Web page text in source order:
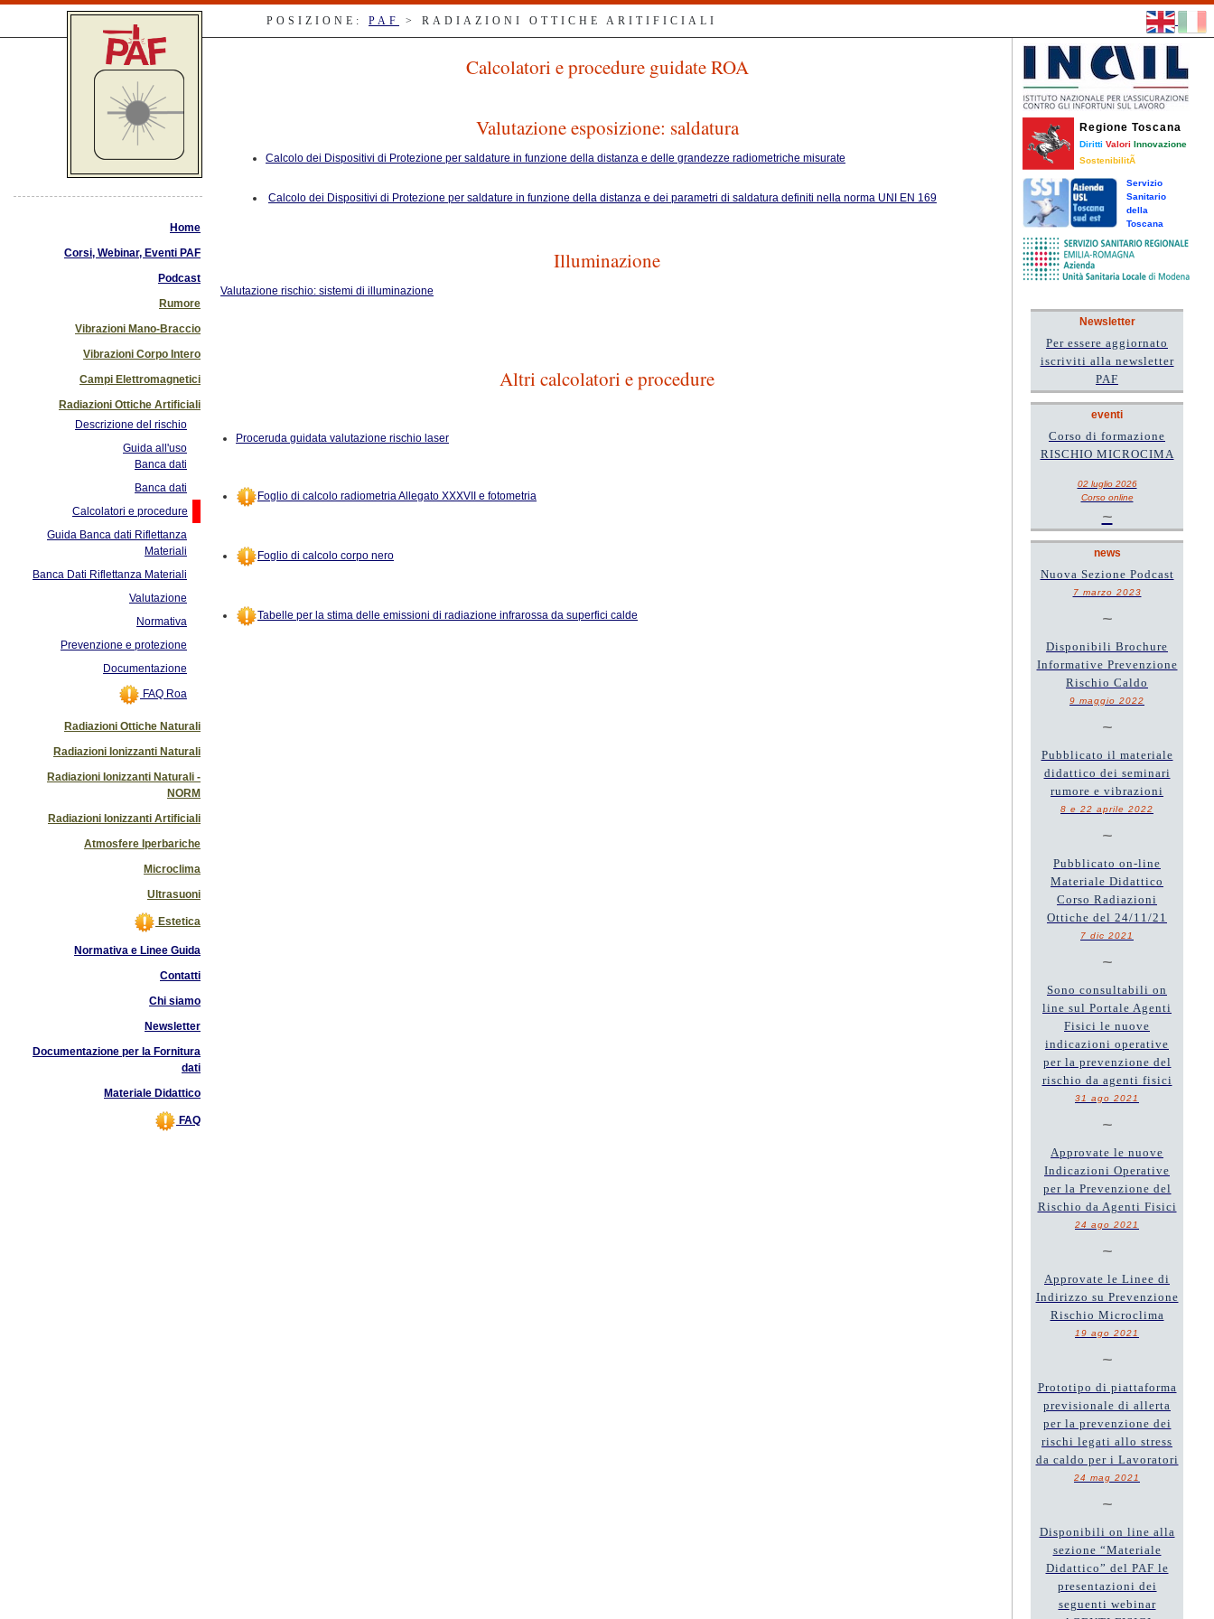
POSIZIONE: PAF > RADIAZIONI OTTICHE ARITIFICIALI
Home
Corsi, Webinar, Eventi PAF
Podcast
Rumore
Vibrazioni Mano-Braccio
Vibrazioni Corpo Intero
Campi Elettromagnetici
Radiazioni Ottiche Artificiali
Descrizione del rischio
Guida all'uso
Banca dati
Banca dati
Calcolatori e procedure
Guida Banca dati Riflettanza
Materiali
Banca Dati Riflettanza Materiali
Valutazione
Normativa
Prevenzione e protezione
Documentazione
FAQ Roa
Radiazioni Ottiche Naturali
Radiazioni Ionizzanti Naturali
Radiazioni Ionizzanti Naturali -
NORM
Radiazioni Ionizzanti Artificiali
Atmosfere Iperbariche
Microclima
Ultrasuoni
Estetica
Normativa e Linee Guida
Contatti
Chi siamo
Newsletter
Documentazione per la Fornitura
dati
Materiale Didattico
FAQ
Calcolatori e procedure guidate ROA
Valutazione esposizione: saldatura
Calcolo dei Dispositivi di Protezione per saldature in funzione della distanza e delle grandezze radiometriche misurate
Calcolo dei Dispositivi di Protezione per saldature in funzione della distanza e dei parametri di saldatura definiti nella norma UNI EN 169
Illuminazione
Valutazione rischio: sistemi di illuminazione
Altri calcolatori e procedure
Proceruda guidata valutazione rischio laser
Foglio di calcolo radiometria Allegato XXXVII e fotometria
Foglio di calcolo corpo nero
Tabelle per la stima delle emissioni di radiazione infrarossa da superfici calde
Regione Toscana
Diritti Valori Innovazione
SostenibilitÃ
Servizio
Sanitario
della
Toscana
Newsletter
Per essere aggiornato
iscriviti alla newsletter
PAF
eventi
Corso di formazione
RISCHIO MICROCIMA
02 luglio 2026
Corso online
~
news
Nuova Sezione Podcast
7 marzo 2023
~
Disponibili Brochure
Informative Prevenzione
Rischio Caldo
9 maggio 2022
~
Pubblicato il materiale
didattico dei seminari
rumore e vibrazioni
8 e 22 aprile 2022
~
Pubblicato on-line
Materiale Didattico
Corso Radiazioni
Ottiche del 24/11/21
7 dic 2021
~
Sono consultabili on
line sul Portale Agenti
Fisici le nuove
indicazioni operative
per la prevenzione del
rischio da agenti fisici
31 ago 2021
~
Approvate le nuove
Indicazioni Operative
per la Prevenzione del
Rischio da Agenti Fisici
24 ago 2021
~
Approvate le Linee di
Indirizzo su Prevenzione
Rischio Microclima
19 ago 2021
~
Prototipo di piattaforma
previsionale di allerta
per la prevenzione dei
rischi legati allo stress
da caldo per i Lavoratori
24 mag 2021
~
Disponibili on line alla
sezione “Materiale
Didattico” del PAF le
presentazioni dei
seguenti webinar